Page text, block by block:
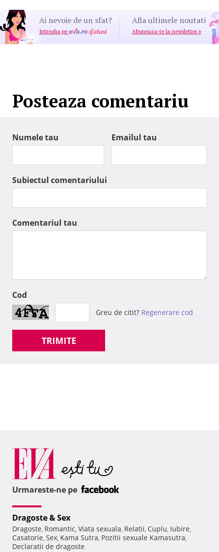
Ai nevoie de un sfat?
Intreaba pe
Afla ultimele noutati
Aboneaza-te la newsletter »
Posteaza comentariu
Numele tau Emailul tau
Subiectul comentariului
Comentariul tau
Cod
Greu de citit? Regenerare cod
TRIMITE
Urmareste-ne pe
Dragoste & Sex
Dragoste, Romantic, Viata sexuala, Relatii, Cuplu, Iubire,
Casatorie, Sex, Kama Sutra, Pozitii sexuale Kamasutra,
Declaratii de dragoste